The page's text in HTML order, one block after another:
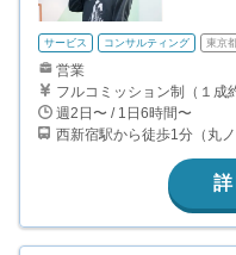
サービス コンサルティング 東京
営業
週2日〜 / 1日6時間〜
西新宿駅から徒歩1分（丸ノ
詳